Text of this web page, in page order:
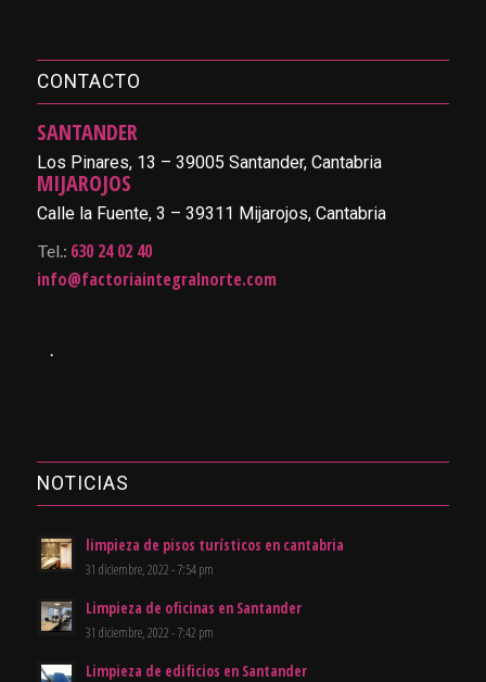
CONTACTO
SANTANDER
Los Pinares, 13 – 39005 Santander, Cantabria
MIJAROJOS
Calle la Fuente, 3 – 39311 Mijarojos, Cantabria
Tel.: 630 24 02 40
info@factoriaintegralnorte.com
.
NOTICIAS
limpieza de pisos turísticos en cantabria
31 diciembre, 2022 - 7:54 pm
Limpieza de oficinas en Santander
31 diciembre, 2022 - 7:42 pm
Limpieza de edificios en Santander